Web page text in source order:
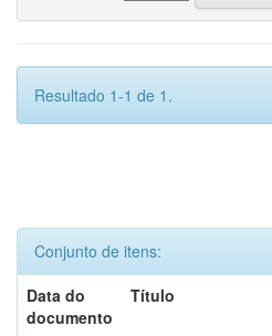
Resultado 1-1 de 1.
Conjunto de itens:
Data do
documento
Título